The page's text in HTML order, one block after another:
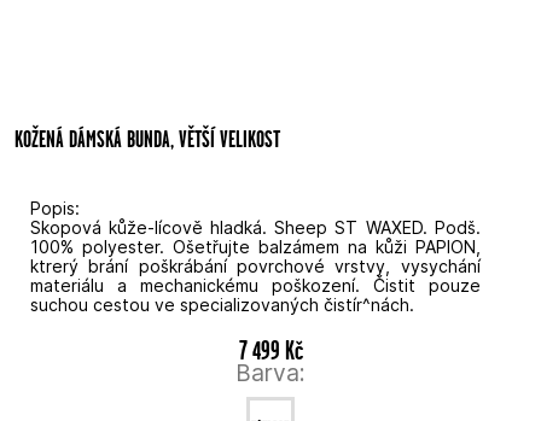
KOŽENÁ DÁMSKÁ BUNDA, VĚTŠÍ VELIKOST
Popis:
Skopová kůže-lícově hladká. Sheep ST WAXED. Podš.
100% polyester. Ošetřujte balzámem na kůži PAPION,
ktrerý brání poškrábání povrchové vrstvy, vysychání
materiálu a mechanickému poškození. Čistit pouze
suchou cestou ve specializovaných čistír^nách.
7 499 Kč
Barva: